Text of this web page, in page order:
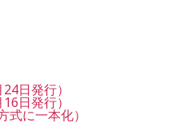
日発行）
日発行）
に一本化）